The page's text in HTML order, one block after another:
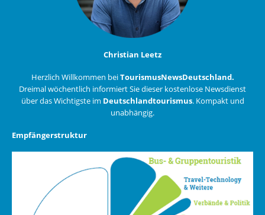
Christian Leetz
Herzlich Willkommen beiTourismusNewsDeutschland.
Dreimal wöchentlich informiert Sie dieser kostenlose Newsdienst
über das Wichtigste im Deutschlandtourismus. Kompakt und
unabhängig.
Empfängerstruktur